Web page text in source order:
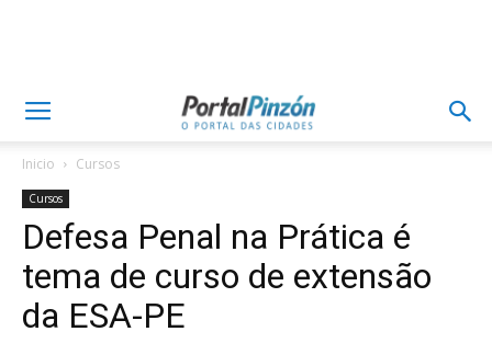
Inicio Cursos
Cursos
Defesa Penal na Prática é
tema de curso de extensão
da ESA-PE